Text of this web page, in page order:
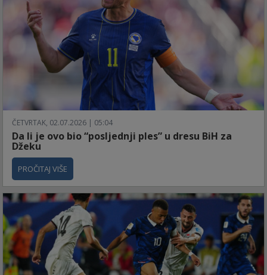
ČETVRTAK, 02.07.2026 | 05:04
Da li je ovo bio “posljednji ples” u dresu BiH za
Džeku
PROČITAJ VIŠE